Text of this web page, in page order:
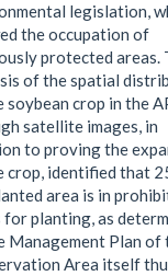
legislation,
the occupation of
protected areas.
of the spatial
soybean crop in the
satellite images, in
to proving the
crop, identified that
area is in
for planting, as
Management Plan of
Area itself